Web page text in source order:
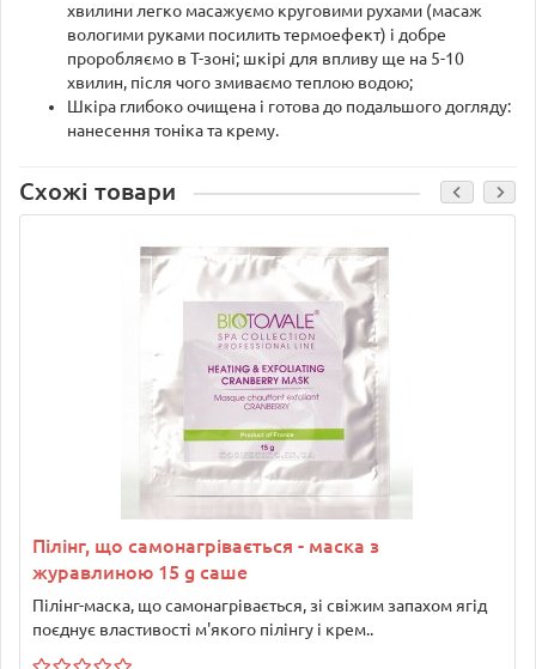
хвилини легко масажуємо круговими рухами (масаж
вологими руками посилить термоефект) і добре
проробляємо в Т-зоні; шкірі для впливу ще на 5-10
хвилин, після чого змиваємо теплою водою;
Шкіра глибоко очищена і готова до подальшого догляду:
нанесення тоніка та крему.
Схожі товари
Пілінг, що самонагрівається - маска з
журавлиною 15 g саше
Пілінг-маска, що самонагрівається, зі свіжим запахом ягід
поєднує властивості м'якого пілінгу і крем..